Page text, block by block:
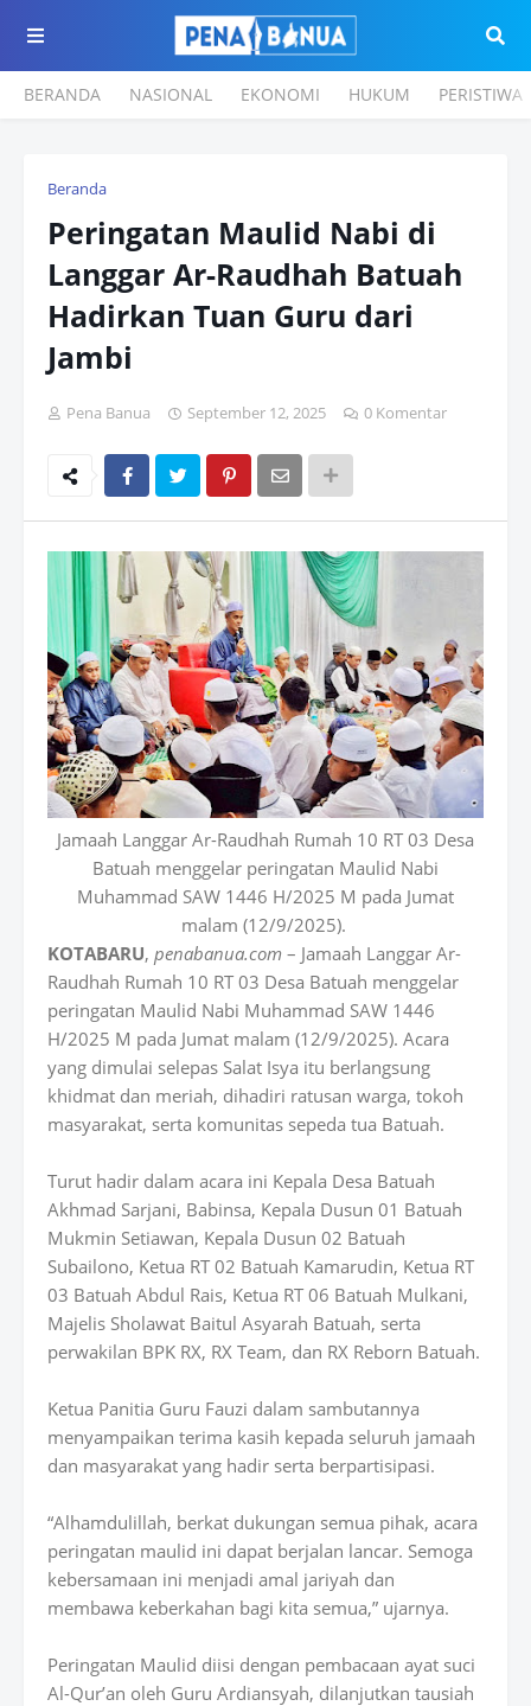
BERANDA NASIONAL EKONOMI HUKUM PERISTIWA
Beranda
Peringatan Maulid Nabi di
Langgar Ar-Raudhah Batuah
Hadirkan Tuan Guru dari
Jambi
Pena Banua September 12, 2025 0 Komentar
Jamaah Langgar Ar-Raudhah Rumah 10 RT 03 Desa
Batuah menggelar peringatan Maulid Nabi
Muhammad SAW 1446 H/2025 M pada Jumat
malam (12/9/2025).
KOTABARU, penabanua.com – Jamaah Langgar Ar-
Raudhah Rumah 10 RT 03 Desa Batuah menggelar
peringatan Maulid Nabi Muhammad SAW 1446
H/2025 M pada Jumat malam (12/9/2025). Acara
yang dimulai selepas Salat Isya itu berlangsung
khidmat dan meriah, dihadiri ratusan warga, tokoh
masyarakat, serta komunitas sepeda tua Batuah.
Turut hadir dalam acara ini Kepala Desa Batuah
Akhmad Sarjani, Babinsa, Kepala Dusun 01 Batuah
Mukmin Setiawan, Kepala Dusun 02 Batuah
Subailono, Ketua RT 02 Batuah Kamarudin, Ketua RT
03 Batuah Abdul Rais, Ketua RT 06 Batuah Mulkani,
Majelis Sholawat Baitul Asyarah Batuah, serta
perwakilan BPK RX, RX Team, dan RX Reborn Batuah.
Ketua Panitia Guru Fauzi dalam sambutannya
menyampaikan terima kasih kepada seluruh jamaah
dan masyarakat yang hadir serta berpartisipasi.
“Alhamdulillah, berkat dukungan semua pihak, acara
peringatan maulid ini dapat berjalan lancar. Semoga
kebersamaan ini menjadi amal jariyah dan
membawa keberkahan bagi kita semua,” ujarnya.
Peringatan Maulid diisi dengan pembacaan ayat suci
Al-Qur’an oleh Guru Ardiansyah, dilanjutkan tausiah